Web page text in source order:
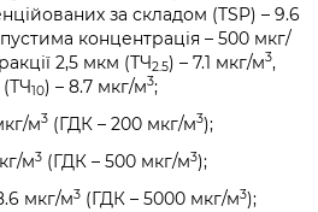
за складом (TSP) – 9.6
концентрація – 500 мкг/
2,5 мкм (ТЧ2.5) – 7.1 мкг/м3,
(ТЧ10) – 8.7 мкг/м3;
м3 (ГДК – 200 мкг/м3);
м3 (ГДК – 500 мкг/м3);
мкг/м3 (ГДК – 5000 мкг/м3);